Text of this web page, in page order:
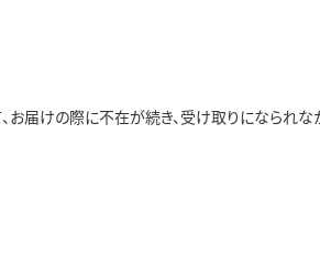
届けの際に不在が続き、受け取りになられ